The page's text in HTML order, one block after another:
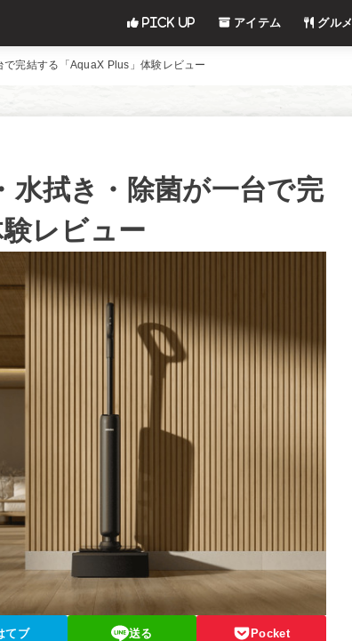
Pick UP アイテム グルメ
完結する「AquaX Plus」体験レビュー
水拭き・除菌が一台で完
レビュー
てブ 送る Pocket